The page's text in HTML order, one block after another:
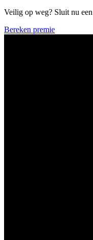
Veilig op weg? Sluit nu
Bereken premie